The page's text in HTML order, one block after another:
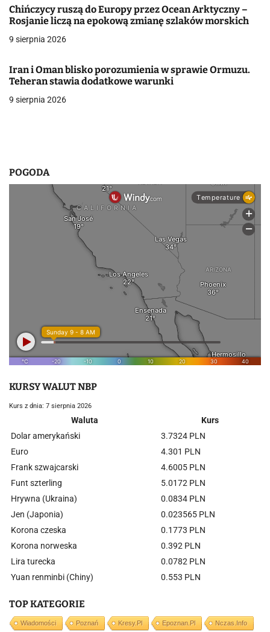
a
w
i
s
Chińczycy ruszą do Europy przez Ocean Arktyczny –
Rosjanie liczą na epokową zmianę szlaków morskich
9 sierpnia 2026
Iran i Oman blisko porozumienia w sprawie Ormuzu.
Teheran stawia dodatkowe warunki
9 sierpnia 2026
POGODA
KURSY WALUT NBP
Kurs z dnia: 7 sierpnia 2026
Waluta
Kurs
Dolar amerykański
3.7324 PLN
Euro
4.301 PLN
Frank szwajcarski
4.6005 PLN
Funt szterling
5.0172 PLN
Hrywna (Ukraina)
0.0834 PLN
Jen (Japonia)
0.023565 PLN
Korona czeska
0.1773 PLN
Korona norweska
0.392 PLN
Lira turecka
0.0782 PLN
Yuan renminbi (Chiny)
0.553 PLN
TOP KATEGORIE
Wiadomości Poznań Kresy.pl Epoznan.pl Nczas.info